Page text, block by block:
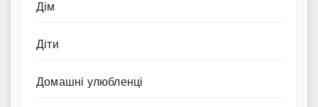
Дім
Діти
Домашні улюбленці